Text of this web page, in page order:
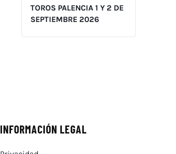
TOROS PALENCIA 1 Y 2 DE
SEPTIEMBRE 2026
INFORMACIÓN LEGAL